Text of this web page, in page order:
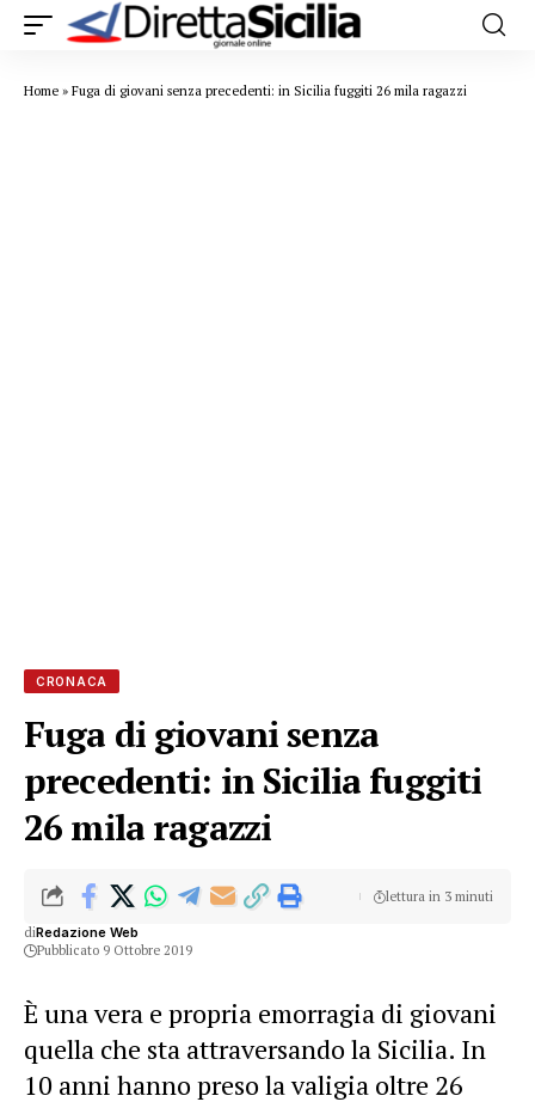
Home » Fuga di giovani senza precedenti: in Sicilia fuggiti 26 mila ragazzi
CRONACA
Fuga di giovani senza
precedenti: in Sicilia fuggiti
26 mila ragazzi
diRedazione Web
Pubblicato 9 Ottobre 2019
lettura in 3 minuti
È una vera e propria emorragia di giovani
quella che sta attraversando la Sicilia. In
10 anni hanno preso la valigia oltre 26